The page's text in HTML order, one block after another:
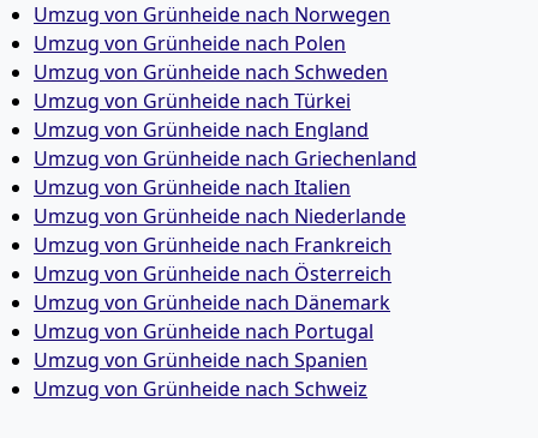
Umzug von Grünheide nach Norwegen
Umzug von Grünheide nach Polen
Umzug von Grünheide nach Schweden
Umzug von Grünheide nach Türkei
Umzug von Grünheide nach England
Umzug von Grünheide nach Griechenland
Umzug von Grünheide nach Italien
Umzug von Grünheide nach Niederlande
Umzug von Grünheide nach Frankreich
Umzug von Grünheide nach Österreich
Umzug von Grünheide nach Dänemark
Umzug von Grünheide nach Portugal
Umzug von Grünheide nach Spanien
Umzug von Grünheide nach Schweiz